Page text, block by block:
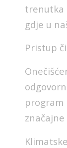
trenutka
gdje u
Pristup